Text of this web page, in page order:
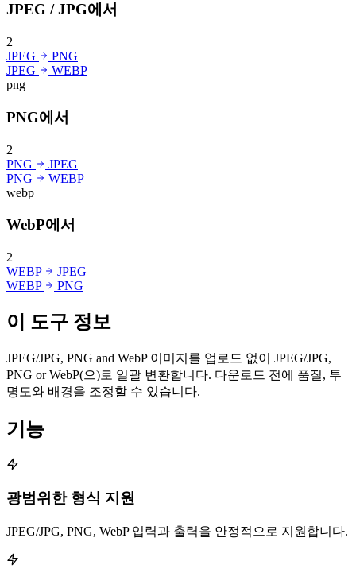
JPEG / JPG에서
2
JPEG
PNG
JPEG
WEBP
png
PNG에서
2
PNG
JPEG
PNG
WEBP
webp
WebP에서
2
WEBP
JPEG
WEBP
PNG
이 도구 정보
JPEG/JPG, PNG and WebP 이미지를 업로드 없이 JPEG/JPG,
PNG or WebP(으)로 일괄 변환합니다. 다운로드 전에 품질, 투
명도와 배경을 조정할 수 있습니다.
기능
광범위한 형식 지원
JPEG/JPG, PNG, WebP 입력과 출력을 안정적으로 지원합니다.